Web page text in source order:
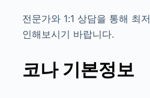
전문가와 1:1 상담을 통해 최
인해보시기 바랍니다.
코나 기본정보